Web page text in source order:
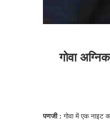
गोवा
पणजी : गोवा में एक नाइट